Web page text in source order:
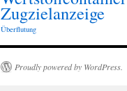
Zugzielanzeige
Überflutung
Proudly powered by WordPress.